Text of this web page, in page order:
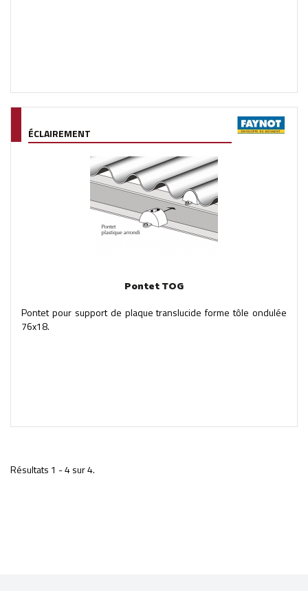
ÉCLAIREMENT
Pontet TOG
Pontet pour support de plaque translucide forme tôle ondulée
76x18.
Résultats 1 - 4 sur 4.